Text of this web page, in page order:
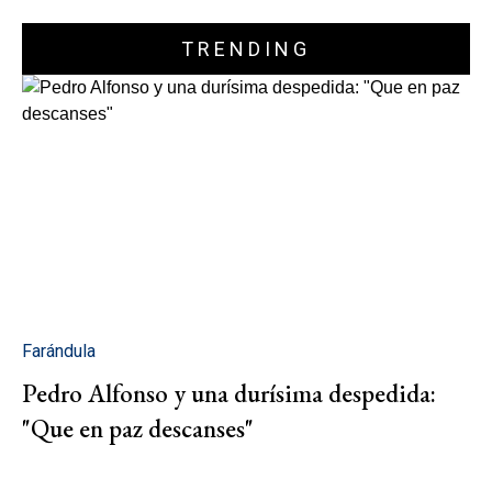
TRENDING
Farándula
Pedro Alfonso y una durísima despedida:
"Que en paz descanses"